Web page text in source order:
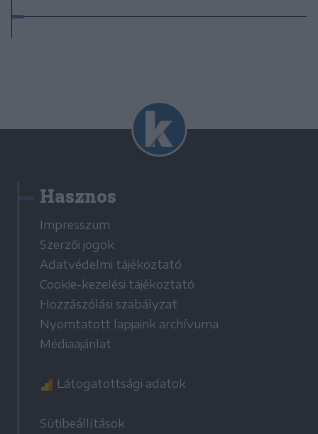
Hasznos
Impresszum
Szerzői jogok
Adatvédelmi tájékoztató
Cookie-kezelési tájékoztató
Hozzászólási szabályzat
Nyomtatott lapjaink archívuma
Médiaajánlat
Látogatottsági adatok
Sütibeállítások